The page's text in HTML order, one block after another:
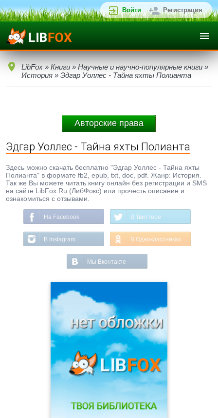
Войти Регистрация
LibFox » Книги » Научные и научно-популярные книги »
История » Эдгар Уоллес - Тайна яхты Полианта
Авторские права
Эдгар Уоллес - Тайна яхты Полианта
Здесь можно скачать бесплатно "Эдгар Уоллес - Тайна яхты
Полианта" в формате fb2, epub, txt, doc, pdf. Жанр: История.
Так же Вы можете читать книгу онлайн без регистрации и SMS
на сайте LibFox.Ru (ЛибФокс) или прочесть описание и
ознакомиться с отзывами.
На Facebook В Твиттере
В Instagram В Одноклассниках
Мы Вконтакте